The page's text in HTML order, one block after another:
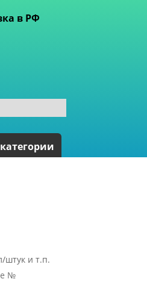
в РФ
штук и т.п.
№